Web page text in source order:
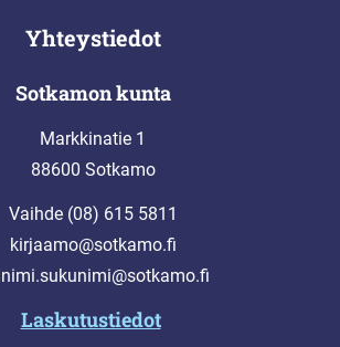
Yhteystiedot
Sotkamon kunta
Markkinatie 1
88600 Sotkamo
Vaihde (08) 615 5811
kirjaamo@sotkamo.fi
Laskutustiedot